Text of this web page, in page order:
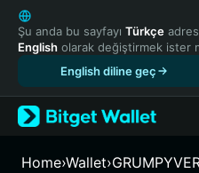
English
日本語
Tiếng Việt
Español (Latinoamérica)
Türkçe
Français
Şu anda bu sayfayı Türkçe
English olarak değiştirmek ister
English diline geç
Home›Wallet›